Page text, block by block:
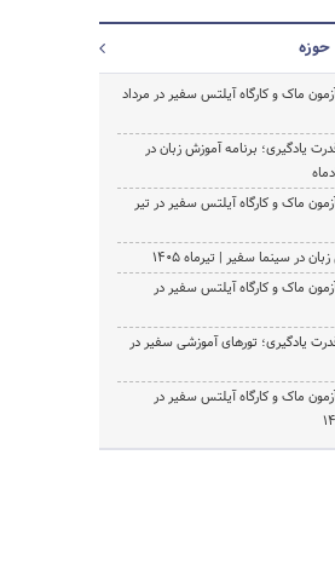
حوزه
ماک و کارگاه آیلتس سفیر در مرداد
یادگیری؛ برنامه آموزش زبان در
ماک و کارگاه آیلتس سفیر در تیر
در سینما سفیر | تیرماه ۱۴۰۵
ماک و کارگاه آیلتس سفیر در
یادگیری؛ تورهای آموزشی سفیر در
ماک و کارگاه آیلتس سفیر در